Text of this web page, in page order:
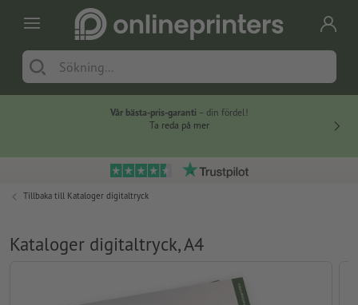
Vår bästa-pris-garanti – din fördel!
Ta reda på mer
Tillbaka till Kataloger digitaltryck
Kataloger digitaltryck, A4